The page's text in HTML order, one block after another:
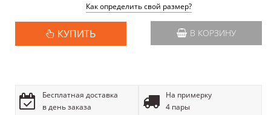
Как определить свой размер?
КУПИТЬ В КОРЗИНУ
Бесплатная доставка
в день заказа
На примерку
4 пары